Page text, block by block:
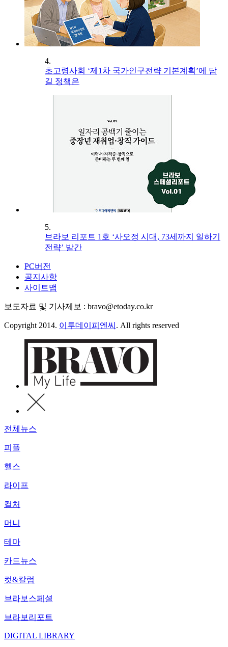
4.
초고령사회 ‘제1차 국가인구전략 기본계획’에 담
길 정책은
5.
브라보 리포트 1호 ‘사오정 시대, 73세까지 일하기
전략’ 발간
PC버전
공지사항
사이트맵
보도자료 및 기사제보 : bravo@etoday.co.kr
Copyright 2014. 이투데이피엔씨 . All rights reserved
전체뉴스
피플
헬스
라이프
컬처
머니
테마
카드뉴스
컷&칼럼
브라보스페셜
브라보리포트
DIGITAL LIBRARY